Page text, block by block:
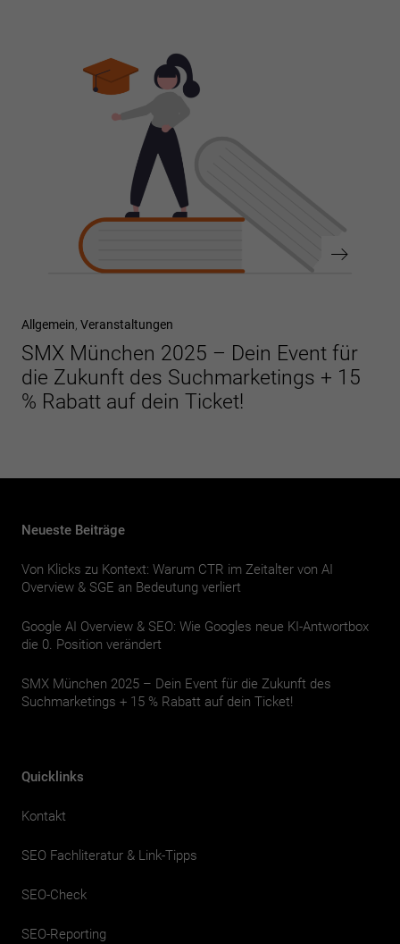
Nächster
Beitrag
Allgemein Veranstaltungen
SMX München 2025 – Dein Event für
die Zukunft des Suchmarketings + 15
% Rabatt auf dein Ticket!
Neueste Beiträge
Von Klicks zu Kontext: Warum CTR im Zeitalter von AI
Overview & SGE an Bedeutung verliert
Google AI Overview & SEO: Wie Googles neue KI-Antwortbox
die 0. Position verändert
SMX München 2025 – Dein Event für die Zukunft des
Suchmarketings + 15 % Rabatt auf dein Ticket!
Quicklinks
Kontakt
SEO Fachliteratur & Link-Tipps
SEO-Check
SEO-Reporting